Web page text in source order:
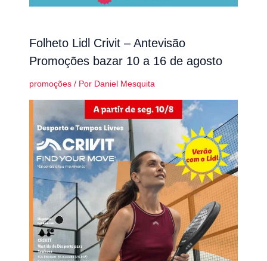
Folheto Lidl Crivit – Antevisão
Promoções bazar 10 a 16 de agosto
promoções/ Por Daniel Mesquita